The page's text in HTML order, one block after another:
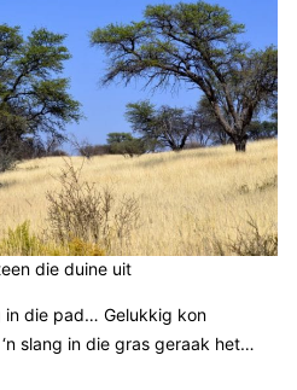
die duine uit
in die pad… Gelukkig kon
slang in die gras geraak het…